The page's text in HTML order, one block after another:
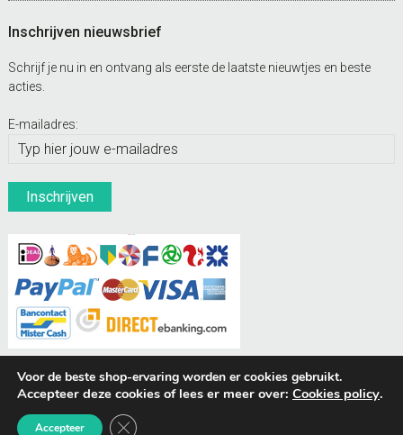
Inschrijven nieuwsbrief
Schrijf je nu in en ontvang als eerste de laatste nieuwtjes en beste
acties.
E-mailadres:
© Hondenpenning.net
Voor de beste shop-ervaring worden er cookies gebruikt.
Accepteer deze cookies of lees er meer over: Cookies policy.
Accepteer Sluit AVG/GDPR cookie banner